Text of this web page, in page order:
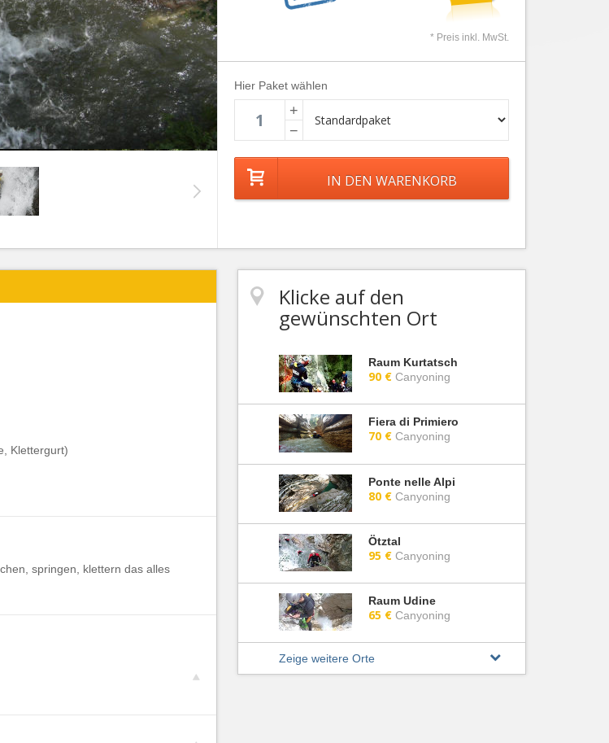
* Preis inkl. MwSt.
Hier Paket wählen
+
−
Klettergurt)
springen, klettern das alles
Klicke auf den
gewünschten Ort
Raum Kurtatsch
90 € Canyoning
Fiera di Primiero
70 € Canyoning
Ponte nelle Alpi
80 € Canyoning
Ötztal
95 € Canyoning
Raum Udine
65 € Canyoning
Zeige weitere Orte